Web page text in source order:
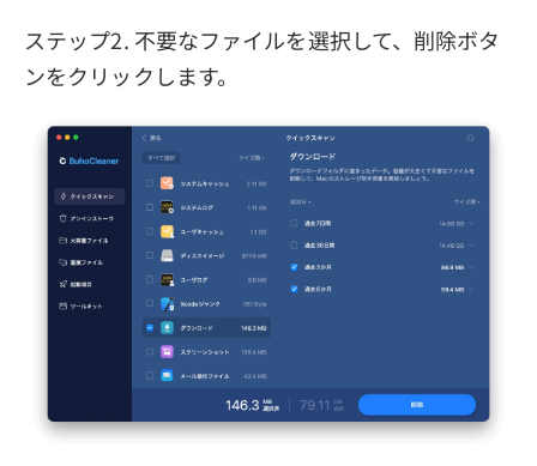
ステップ2. 不要なファイルを選択して、削除ボタ
ンをクリックします。